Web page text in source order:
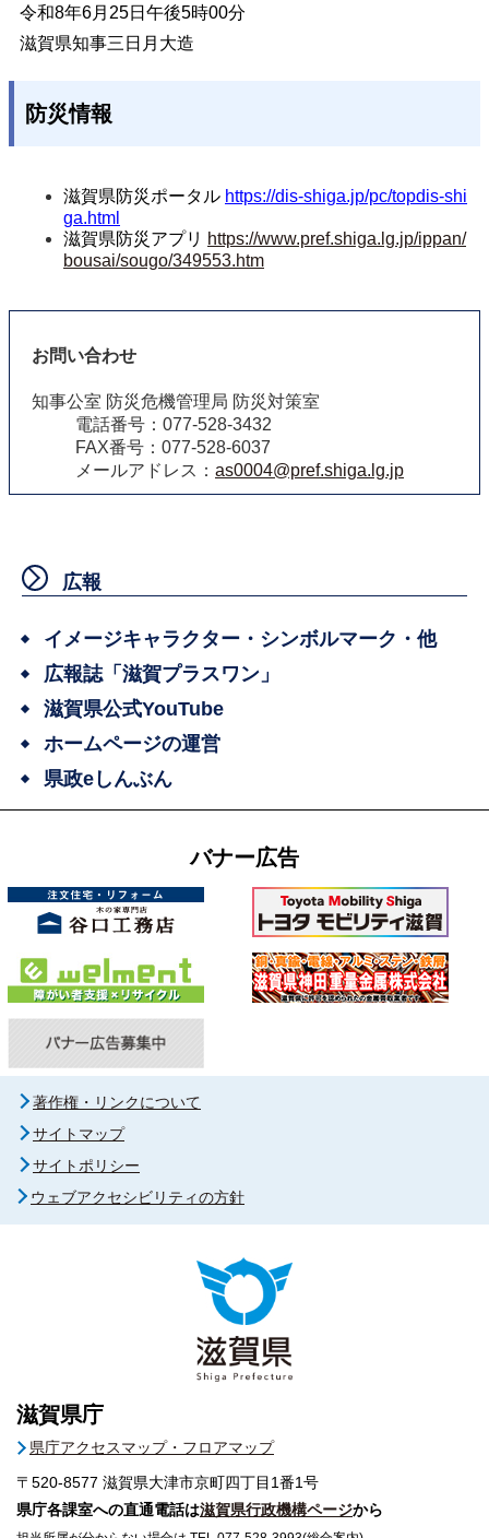
令和8年6月25日午後5時00分
滋賀県知事三日月大造
防災情報
滋賀県防災ポータル https://dis-shiga.jp/pc/topdis-shi
ga.html
滋賀県防災アプリ https://www.pref.shiga.lg.jp/ippan/
bousai/sougo/349553.htm
お問い合わせ
知事公室 防災危機管理局 防災対策室
電話番号：077-528-3432
FAX番号：077-528-6037
メールアドレス： as0004@pref.shiga.lg.jp
広報
イメージキャラクター・シンボルマーク・他
広報誌「滋賀プラスワン」
滋賀県公式YouTube
ホームページの運営
県政eしんぶん
バナー広告
著作権・リンクについて
サイトマップ
サイトポリシー
ウェブアクセシビリティの方針
滋賀県庁
県庁アクセスマップ・フロアマップ
〒520-8577 滋賀県大津市京町四丁目1番1号
県庁各課室への直通電話は滋賀県行政機構ページから